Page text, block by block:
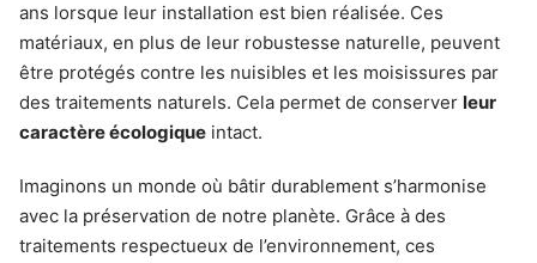
ans lorsque leur installation est bien réalisée. Ces
matériaux, en plus de leur robustesse naturelle, peuvent
être protégés contre les nuisibles et les moisissures par
des traitements naturels. Cela permet de conserver leur
caractère écologique intact.
Imaginons un monde où bâtir durablement s’harmonise
avec la préservation de notre planète. Grâce à des
traitements respectueux de l’environnement, ces